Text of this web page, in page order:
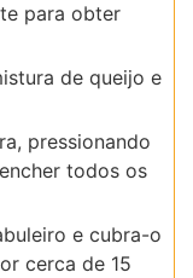
para obter
de queijo e
pressionando
todos os
e cubra-o
cerca de 15